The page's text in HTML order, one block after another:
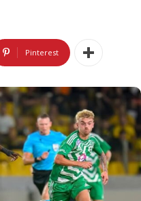
Pinterest